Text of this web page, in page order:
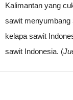
Kalimantan yang
sawit menyumbang
kelapa sawit
sawit Indonesia. (